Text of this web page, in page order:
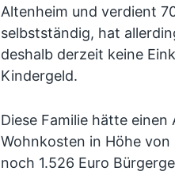
Altenheim und verdient
selbstständig, hat
deshalb derzeit keine
Kindergeld.
Diese Familie hätte
Wohnkosten in Höhe
noch 1.526 Euro